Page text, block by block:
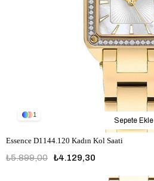
1
Essence D1144.120 Kadın Kol Saati
₺4.129,30
₺5.899,00
Sepete Ekle